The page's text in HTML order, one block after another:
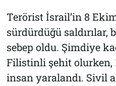
Terörist İsrail’in 8
sürdürdüğü saldırılar,
sebep oldu. Şimdiye
Filistinli şehit olurken,
insan yaralandı. Sivil